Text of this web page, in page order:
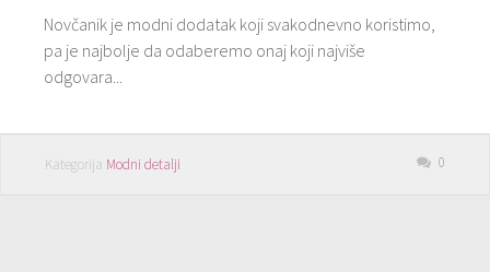
Novčanik je modni dodatak koji svakodnevno koristimo,
pa je najbolje da odaberemo onaj koji najviše
odgovara...
Kategorija Modni detalji 0